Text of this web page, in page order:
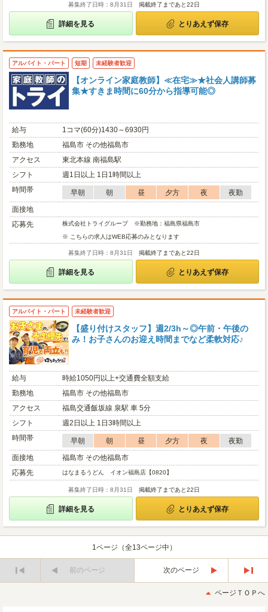
募集終了日時：8月31日 掲載終了まであと22日
詳細を見る とりあえず保存
アルバイト・パート 短期 未経験者歓迎
【オンライン家庭教師】≪在宅≫★社会人講師募
集★すきま時間に60分から指導可能◎
給与
1コマ(60分)1430～6930円
勤務地
福島市 その他福島市
アクセス
東北本線 南福島駅
シフト
週1日以上 1日1時間以上
時間帯
早朝 朝 昼 夕方 夜
夜勤
面接地
応募先
株式会社トライグループ ※勤務地：福島県福島市
※ こちらの求人はWEB応募のみとなります
募集終了日時：8月31日 掲載終了まであと22日
詳細を見る とりあえず保存
アルバイト・パート 未経験者歓迎
【盛り付けスタッフ】週2/3h～◎午前・午後の
み！お子さんのお迎え時間までなど柔軟対応♪
給与
時給1050円以上+交通費全額支給
勤務地
福島市 その他福島市
アクセス
福島交通飯坂線 泉駅 車 5分
シフト
週2日以上 1日3時間以上
時間帯
早朝 朝 昼 夕方 夜
夜勤
面接地
福島市 その他福島市
応募先
はなまるうどん イオン福島店【0820】
募集終了日時：8月31日 掲載終了まであと22日
詳細を見る とりあえず保存
1ページ（全13ページ中）
前のページ
次のページ
後
ページＴＯＰへ